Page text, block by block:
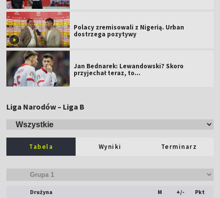
Polacy zremisowali z Nigerią. Urban
dostrzega pozytywy
Jan Bednarek: Lewandowski? Skoro
przyjechał teraz, to…
Liga Narodów – Liga B
Tabela Wyniki Terminarz
Drużyna M +/- Pkt